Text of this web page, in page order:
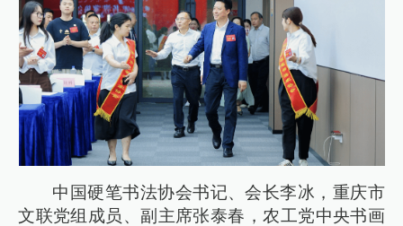
中国硬笔书法协会书记、会长李冰，重庆市
文联党组成员、副主席张泰春，农工党中央书画